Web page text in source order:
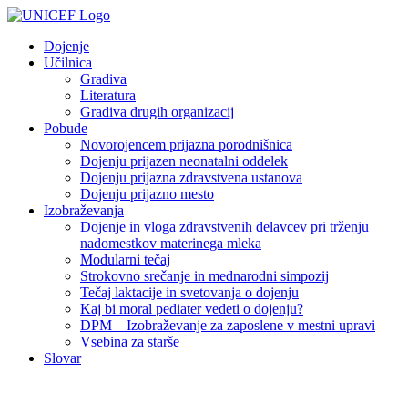
Skip
contentDojenje
Učilnica
Gradiva
Literatura
Gradiva drugih organizacij
Pobude
Novorojencem prijazna porodnišnica
Dojenju prijazen neonatalni oddelek
Dojenju prijazna zdravstvena ustanova
Dojenju prijazno mesto
Izobraževanja
Dojenje in vloga zdravstvenih delavcev pri trženju
nadomestkov materinega mleka
Modularni tečaj
Strokovno srečanje in mednarodni simpozij
Tečaj laktacije in svetovanja o dojenju
Kaj bi moral pediater vedeti o dojenju?
DPM – Izobraževanje za zaposlene v mestni upravi
Vsebina za starše
Slovar